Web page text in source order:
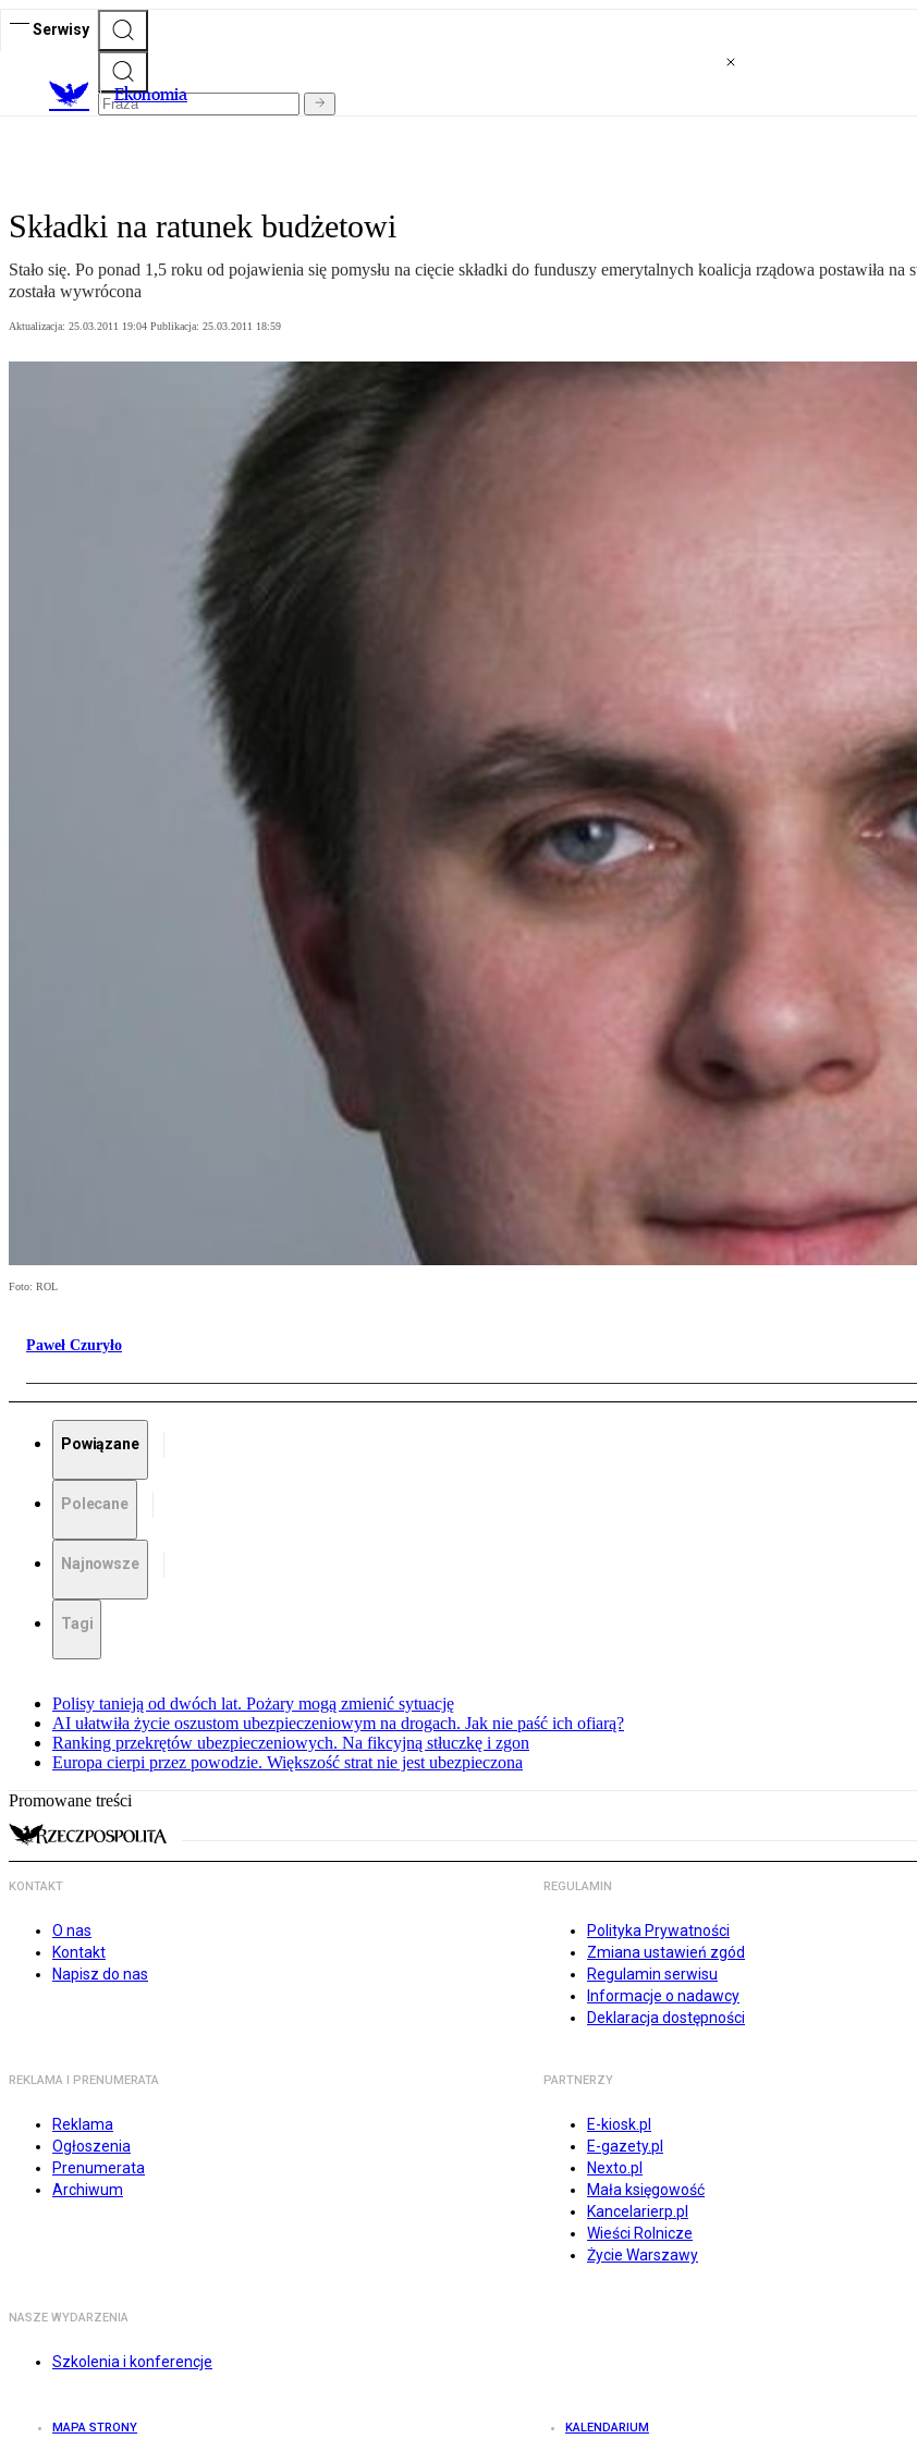
Serwisy
Ekonomia
Składki na ratunek budżetowi
Stało się. Po ponad 1,5 roku od pojawienia się pomysłu na cięcie składki do funduszy emerytalnych koalicja rządowa postawiła
została wywrócona
Aktualizacja: 25.03.2011 19:04 Publikacja: 25.03.2011 18:59
Foto: ROL
Paweł Czuryło
Powiązane
Polecane
Najnowsze
Tagi
Polisy tanieją od dwóch lat. Pożary mogą zmienić sytuację
AI ułatwiła życie oszustom ubezpieczeniowym na drogach. Jak nie paść ich ofiarą?
Ranking przekrętów ubezpieczeniowych. Na fikcyjną stłuczkę i zgon
Europa cierpi przez powodzie. Większość strat nie jest ubezpieczona
Promowane treści
KONTAKT
O nas
Kontakt
Napisz do nas
REGULAMIN
Polityka Prywatności
Zmiana ustawień zgód
Regulamin serwisu
Informacje o nadawcy
Deklaracja dostępności
REKLAMA I PRENUMERATA
Reklama
Ogłoszenia
Prenumerata
Archiwum
PARTNERZY
E-kiosk.pl
E-gazety.pl
Nexto.pl
Mała księgowość
Kancelarierp.pl
Wieści Rolnicze
Życie Warszawy
NASZE WYDARZENIA
Szkolenia i konferencje
MAPA STRONY KALENDARIUM